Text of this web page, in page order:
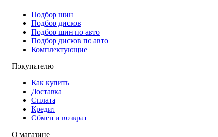
Подбор шин
Подбор дисков
Подбор шин по авто
Подбор дисков по авто
Комплектующие
Покупателю
Как купить
Доставка
Оплата
Кредит
Обмен и возврат
О магазине